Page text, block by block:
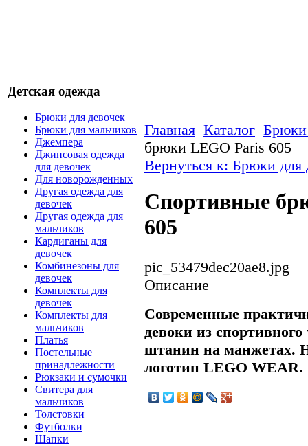
Детская одежда
Брюки для девочек
Брюки для мальчиков
Джемпера
Джинсовая одежда
для девочек
Для новорожденных
Другая одежда для
девочек
Другая одежда для
мальчиков
Кардиганы для
девочек
Комбинезоны для
девочек
Комплекты для
девочек
Комплекты для
мальчиков
Платья
Постельные
принадлежности
Рюкзаки и сумочки
Свитера для
мальчиков
Толстовки
Футболки
Шапки
Главная Каталог Брюки
брюки LEGO Paris 605
Вернуться к: Брюки для
Cпортивные
605
pic_53479dec20ae8.jpg
Описание
Современные
девоки из
штанин на манжетах.
логотип LEGO WEAR.